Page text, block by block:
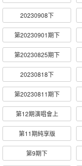
20230908下
第20230901期下
第20230825期下
20230818下
第20230811期下
第12期演唱會上
第11期純享版
第9期下